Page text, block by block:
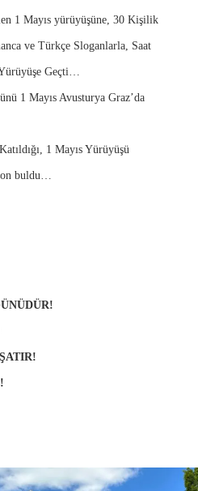
1 Mayıs yürüyüşüne, 30 Kişilik
ve Türkçe Sloganlarla, Saat
Geçti…
1 Mayıs Avusturya Graz’da
1 Mayıs Yürüyüşü
buldu…